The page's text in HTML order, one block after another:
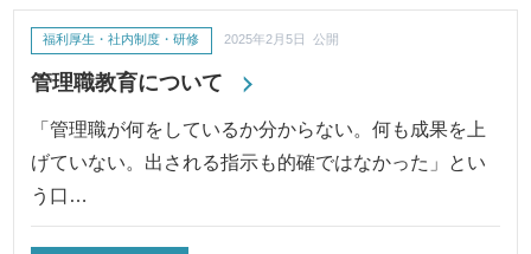
管理職教育について
福利厚生・社内制度・研修 2025年2月5日 公開
「管理職が何をしているか分からない。何も成果を上
げていない。出される指示も的確ではなかった」とい
う口…